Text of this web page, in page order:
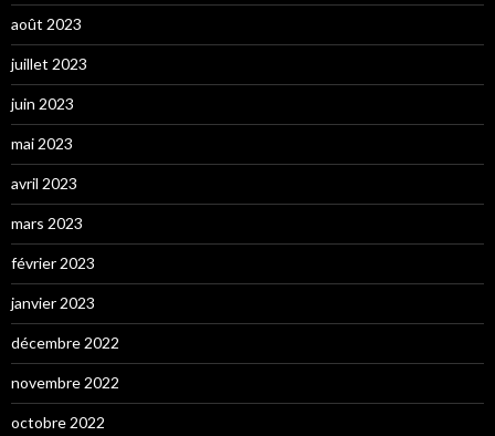
août 2023
juillet 2023
juin 2023
mai 2023
avril 2023
mars 2023
février 2023
janvier 2023
décembre 2022
novembre 2022
octobre 2022